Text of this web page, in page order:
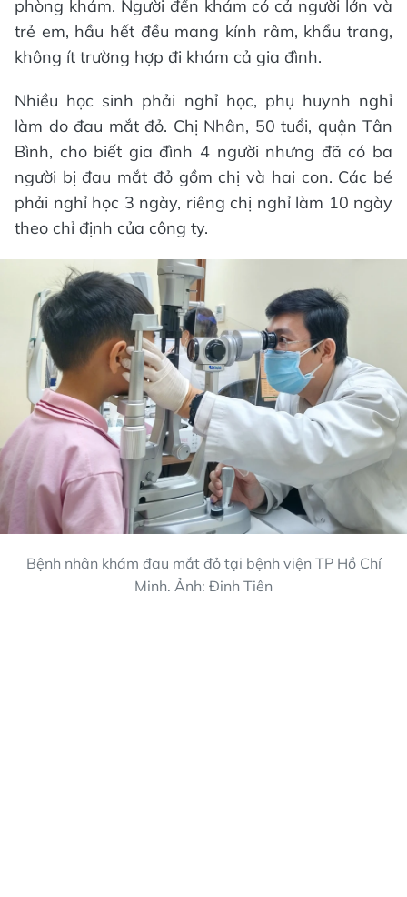
phòng khám. Người đến khám có cả người lớn và
trẻ em, hầu hết đều mang kính râm, khẩu trang,
không ít trường hợp đi khám cả gia đình.
Nhiều học sinh phải nghỉ học, phụ huynh nghỉ
làm do đau mắt đỏ. Chị Nhân, 50 tuổi, quận Tân
Bình, cho biết gia đình 4 người nhưng đã có ba
người bị đau mắt đỏ gồm chị và hai con. Các bé
phải nghỉ học 3 ngày, riêng chị nghỉ làm 10 ngày
theo chỉ định của công ty.
Bệnh nhân khám đau mắt đỏ tại bệnh viện TP Hồ Chí
Minh. Ảnh: Đinh Tiên